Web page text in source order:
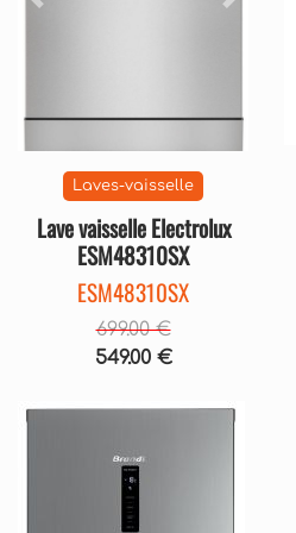
Précédent Suivant
Laves-vaisselle
Lave vaisselle Electrolux
ESM48310SX
ESM48310SX
699.00 €
549.00 €